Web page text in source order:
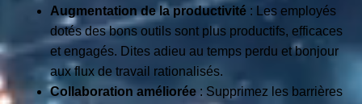
Augmentation de la productivité : Les employés
dotés des bons outils sont plus productifs, efficaces
et engagés. Dites adieu au temps perdu et bonjour
aux flux de travail rationalisés.
Collaboration améliorée : Supprimez les barrières